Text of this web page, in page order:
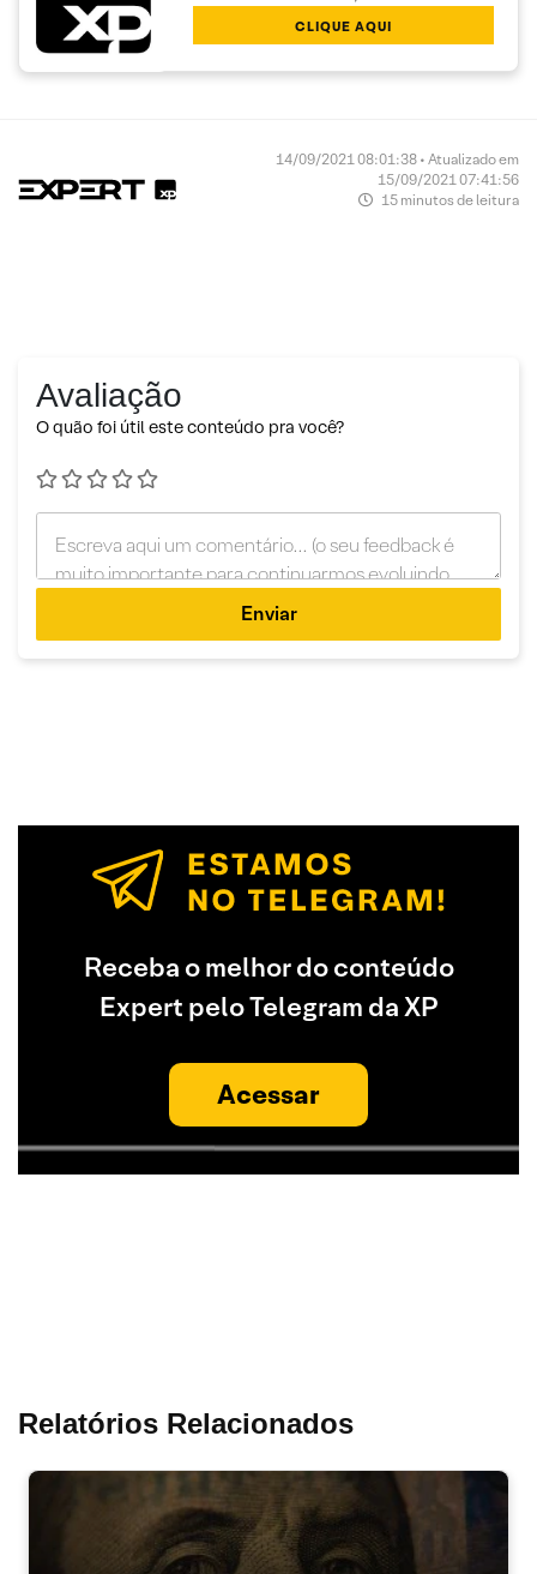
CLIQUE AQUI
14/09/2021 08:01:38 • Atualizado em
15/09/2021 07:41:56
15 minutos de leitura
Avaliação
O quão foi útil este conteúdo pra você?
Enviar
Receba o melhor do conteúdo
Expert pelo Telegram da XP
Acessar
Relatórios Relacionados